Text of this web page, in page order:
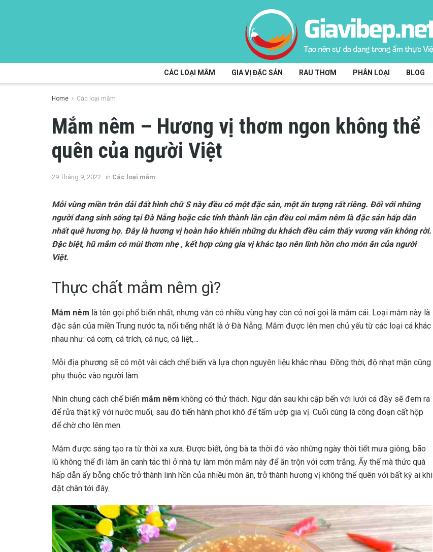
CÁC LOẠI MẮM GIA VỊ ĐẶC SẢN RAU THƠM PHÂN LOẠI BLOG
Home Các loại mắm
Mắm nêm – Hương vị thơm ngon không thể
quên của người Việt
29 Tháng 9, 2022 in Các loại mắm
Mỗi vùng miền trên dải đất hình chữ S này đều có một đặc sản, một ấn tượng rất riêng. Đối với những
người đang sinh sống tại Đà Nẵng hoặc các tỉnh thành lân cận đều coi mắm nêm là đặc sản hấp dẫn
nhất quê hương họ. Đây là hương vị hoàn hảo khiến những du khách đều cảm thấy vương vấn không rời.
Đặc biệt, hũ mắm có mùi thơm nhẹ , kết hợp cùng gia vị khác tạo nên linh hồn cho món ăn của người
Việt.
Thực chất mắm nêm gì?
Mắm nêm là tên gọi phổ biến nhất, nhưng vẫn có nhiều vùng hay còn có nơi gọi là mắm cái. Loại mắm này là
đặc sản của miền Trung nước ta, nổi tiếng nhất là ở Đà Nẵng. Mắm được lên men chủ yếu từ các loại cá khác
nhau như: cá cơm, cá trích, cá nục, cá liệt,…
Mỗi địa phương sẽ có một vài cách chế biến và lựa chọn nguyên liệu khác nhau. Đồng thời, độ nhạt mặn cũng
phụ thuộc vào người làm.
Nhìn chung cách chế biến mắm nêm không có thử thách. Ngư dân sau khi cập bến với lưới cá đầy sẽ đem ra
để rửa thật kỹ với nước muối, sau đó tiến hành phơi khô để tẩm ướp gia vị. Cuối cùng là công đoạn cất hộp
để chờ cho lên men.
Mắm được sáng tạo ra từ thời xa xưa. Được biết, ông bà ta thời đó vào những ngày thời tiết mưa giông, bão
lũ không thể đi làm ăn canh tác thì ở nhà tự làm món mắm này để ăn trộn với cơm trắng. Ấy thế mà thức quà
hấp dẫn ấy bỗng chốc trở thành linh hồn của nhiều món ăn, trở thành hương vị không thể quên với bất kỳ ai khi
đặt chân tới đây.